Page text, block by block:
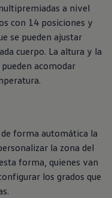
a nivel
con 14 posiciones y
se pueden ajustar
cuerpo. La altura y la
acomodar
forma automática la
la zona del
forma, quienes van
los grados que